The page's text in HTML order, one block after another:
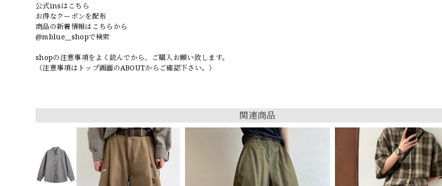
公式insはこちら
お得なクーポンを配布
商品の新着情報はこちらから
@mblue__shopで検索
shopの注意事項をよく読んでから、ご購入お願い致します。
（注意事項はトップ画面のABOUTからご確認下さい。）
関連商品